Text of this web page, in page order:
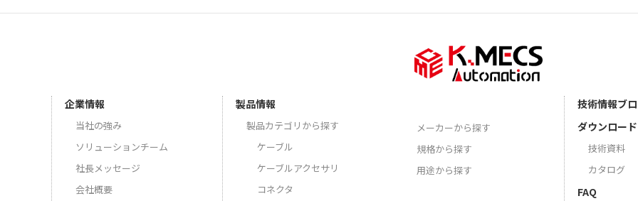
企業情報
当社の強み
ソリューションチーム
社長メッセージ
会社概要
製品情報
製品カテゴリから探す
ケーブル
ケーブルアクセサリ
コネクタ
メーカーから探す
規格から探す
用途から探す
技術情報ブ
ダウンロード
技術資料
カタログ
FAQ